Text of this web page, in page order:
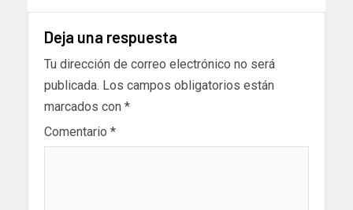
Deja una respuesta
Tu dirección de correo electrónico no será
publicada. Los campos obligatorios están
marcados con *
Comentario *